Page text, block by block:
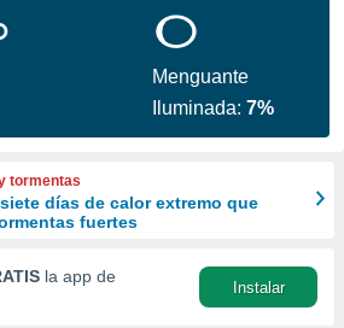
Menguante
Iluminada:7%
tormentas
días de calor extremo que
fuertes
la app de
Instalar